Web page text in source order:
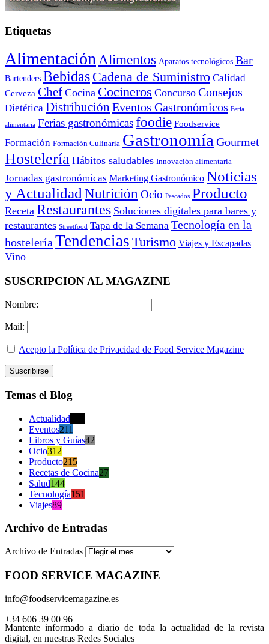
Etiquetas
Alimentación Alimentos Aparatos tecnológicos Bar
Bartenders Bebidas Cadena de Suministro Calidad
Cerveza Chef Cocina Cocineros Concurso Consejos
Dietética Distribución Eventos Gastronómicos Feria
alimentaria Ferias gastronómicasfoodie Foodservice
Formación Formación Culinaria Gastronomía Gourmet
Hostelería Hábitos saludables Innovación alimentaria
Jornadas gastronómicas Marketing Gastronómico Noticias
y Actualidad Nutrición Ocio Pescados Producto
Receta Restaurantes Soluciones digitales para bares y
restaurantes Streetfood Tapa de la Semana Tecnología en la
hostelería Tendencias Turismo Viajes y Escapadas
Vino
SUSCRIPCION AL MAGAZINE
Nombre:
Mail:
Acepto la Política de Privacidad de Food Service Magazine
Temas el Blog
Actualidad
Eventos211
Libros y Guías42
Ocio312
Producto215
Recetas de Cocina27
Salud144
Tecnología151
Viajes89
Archivo de Entradas
Archivo de Entradas
FOOD SERVICE MAGAZINE
info@foodservicemagazine.es
+34 606 39 00 96
Mantente informado a diario de toda la actualidad de la revista
digital, en nuestras Redes Sociales